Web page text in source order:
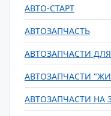
АВТО-СТАРТ
АВТОЗАПЧАСТЬ
АВТОЗАПЧАСТИ
АВТОЗАПЧАСТИ
АВТОЗАПЧАСТИ НА